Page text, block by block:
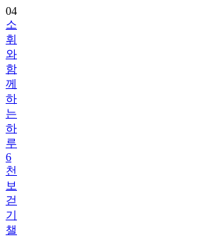
04
소
휘
와
함
께
하
는
하
루
6
천
보
걷
기
챌